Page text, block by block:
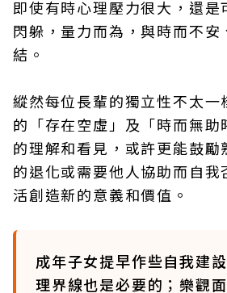
即使有時心理壓力很大，還是
閃躲，量力而為，與時而不安
結。
縱然每位長輩的獨立性不太一
的「存在空虛」及「時而無助
的理解和看見，或許更能鼓勵
的退化或需要他人協助而自我
活創造新的意義和價值。
成年子女提早作些自我建
理界線也是必要的；樂觀